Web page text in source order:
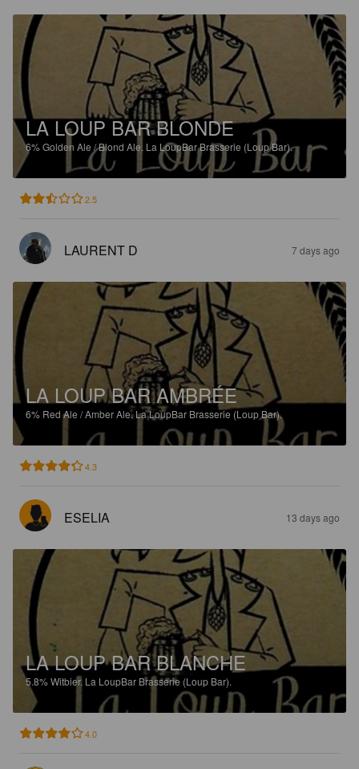
LA LOUP BAR BLONDE
6%Golden Ale / Blond Ale. La LoupBar Brasserie (Loup Bar).
2.5
LAURENT D 7 days ago
LA LOUP BAR AMBRÉE
6% Red Ale / Amber Ale.La LoupBar Brasserie (Loup Bar).
4.3
ESELIA 13 days ago
LA LOUP BAR BLANCHE
5.8%Witbier. La LoupBar Brasserie (Loup Bar).
4.0